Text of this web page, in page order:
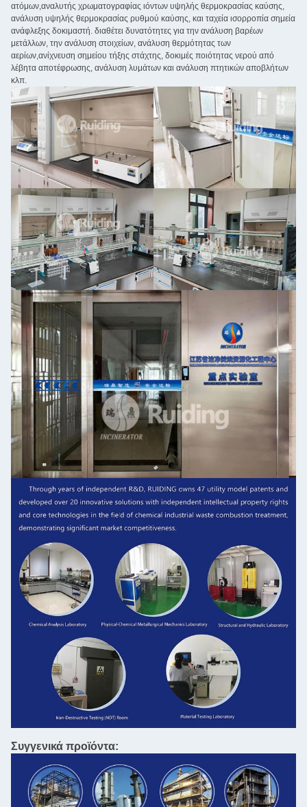
ατόμων,αναλυτής χρωματογραφίας ιόντων υψηλής θερμοκρασίας καύσης,
ανάλυση υψηλής θερμοκρασίας ρυθμού καύσης, και ταχεία ισορροπία σημεία
ανάφλεξης δοκιμαστή. διαθέτει δυνατότητες για την ανάλυση βαρέων
μετάλλων, την ανάλυση στοιχείων, ανάλυση θερμότητας των
αερίων,ανίχνευση σημείου τήξης στάχτης, δοκιμές ποιότητας νερού από
λέβητα αποτέφρωσης, ανάλυση λυμάτων και ανάλυση πτητικών αποβλήτων
κλπ.
Συγγενικά προϊόντα: